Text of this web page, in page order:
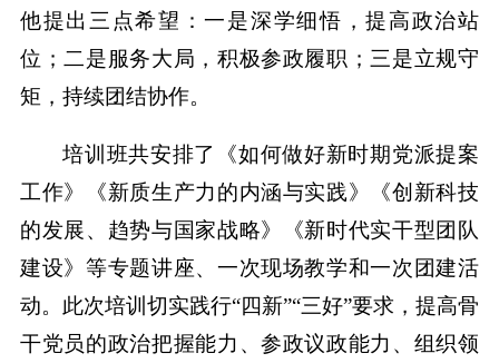
他提出三点希望：一是深学细悟，提高政治站
位；二是服务大局，积极参政履职；三是立规守
矩，持续团结协作。
培训班共安排了《如何做好新时期党派提案
工作》《新质生产力的内涵与实践》《创新科技
的发展、趋势与国家战略》《新时代实干型团队
建设》等专题讲座、一次现场教学和一次团建活
动。此次培训切实践行“四新”“三好”要求，提高骨
干党员的政治把握能力、参政议政能力、组织领